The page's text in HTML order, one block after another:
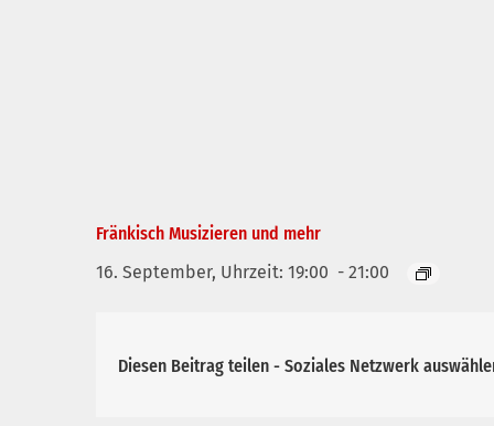
Fränkisch Musizieren und mehr
16. September, Uhrzeit: 19:00 - 21:00
Diesen Beitrag teilen - Soziales Netzwerk